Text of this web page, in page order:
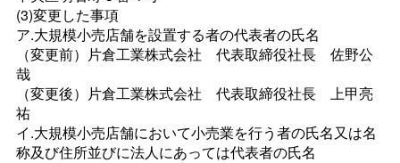
(3)変更した事項
ア.大規模小売店舗を設置する者の代表者の氏名
（変更前）片倉工業株式会社 代表取締役社長 佐野公
哉
（変更後）片倉工業株式会社 代表取締役社長
上甲亮
祐
イ.大規模小売店舗において小売業を行う者の氏名又は名
称及び住所並びに法人にあっては代表者の氏名